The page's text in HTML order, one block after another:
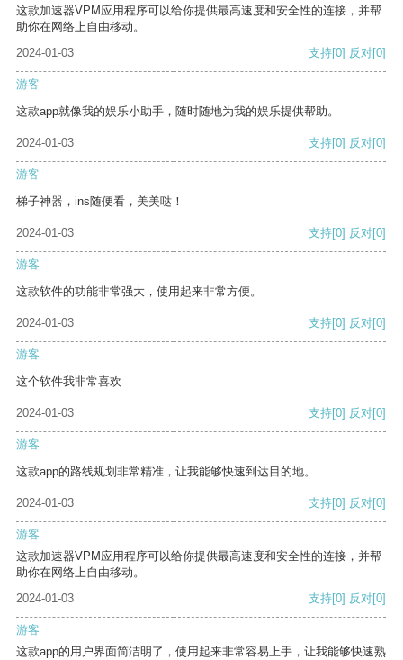
这款加速器VPM应用程序可以给你提供最高速度和安全性的连接，并帮
助你在网络上自由移动。
2024-01-03
支持[0] 反对[0]
游客
这款app就像我的娱乐小助手，随时随地为我的娱乐提供帮助。
2024-01-03 支持[0] 反对[0]
游客
梯子神器，ins随便看，美美哒！
2024-01-03 支持[0] 反对[0]
游客
这款软件的功能非常强大，使用起来非常方便。
2024-01-03 支持[0] 反对[0]
游客
这个软件我非常喜欢
2024-01-03 支持[0] 反对[0]
游客
这款app的路线规划非常精准，让我能够快速到达目的地。
2024-01-03 支持[0] 反对[0]
游客
这款加速器VPM应用程序可以给你提供最高速度和安全性的连接，并帮
助你在网络上自由移动。
2024-01-03
支持[0] 反对[0]
游客
这款app的用户界面简洁明了，使用起来非常容易上手，让我能够快速熟